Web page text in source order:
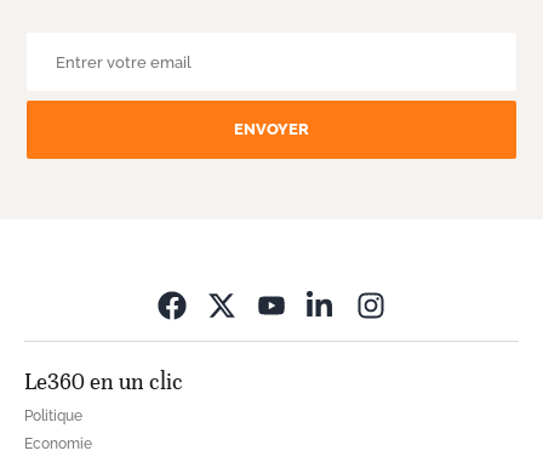
ENVOYER
Le360 en un clic
Politique
Economie